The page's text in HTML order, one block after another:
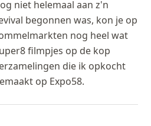
niet helemaal aan z'n
begonnen was, kon je op
nog heel wat
filmpjes op de kop
die ik opkocht
op Expo58.